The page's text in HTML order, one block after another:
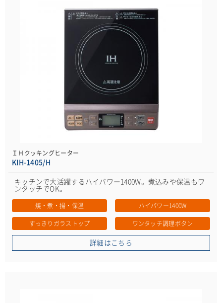
ＩＨクッキングヒーター
KIH-1405/H
キッチンで大活躍するハイパワー1400W。煮込みや保温もワ
ンタッチでOK。
焼・煮・揚・保温 ハイパワー1400W
すっきりガラストップ ワンタッチ調理ボタン
詳細はこちら